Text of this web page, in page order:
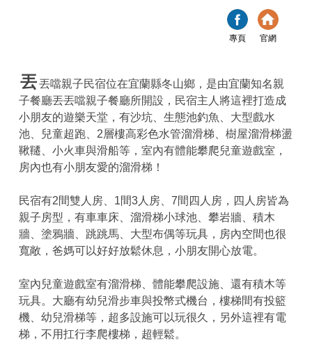
專頁 官網
丟丟噹親子民宿位在宜蘭縣冬山鄉，是由宜蘭知名親
子餐廳丟丟噹親子餐廳所開設，民宿主人將這裡打造成
小朋友的遊樂天堂，有沙坑、生態池釣魚、大型戲水
池、兒童超跑、2層樓高彩色水管溜滑梯、樹屋溜滑梯盪
鞦韆、小火車與滑船等，室內有體能攀爬兒童遊戲室，
房內也有小朋友愛的溜滑梯！
民宿有2間雙人房、1間3人房、7間四人房，四人房皆為
親子房型，有車車床、溜滑梯小球池、攀岩牆、積木
牆、塗鴉牆、跳跳馬、大型布偶等玩具，房內空間也很
寬敞，爸媽可以好好放鬆休息，小朋友開心放電。
室內兒童遊戲室有溜滑梯、體能攀爬設施、還有積木等
玩具。大廳有幼兒滑步車與投幣式機台，樓梯間有投籃
機、幼兒滑梯等，超多設施可以玩很久，另外這裡有電
梯，不用扛行李爬樓梯，超輕鬆。